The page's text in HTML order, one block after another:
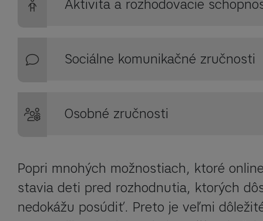
Aktivita a rozhodovacie
Sociálne komunikačné zručnosti
Osobné zručnosti
Popri mnohých možnostiach, ktoré
stavia deti pred rozhodnutia, ktorých
nedokážu posúdiť. Preto je veľmi